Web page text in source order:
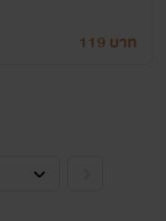
โรติกนั้นไม่ควรพลาด
ยเรื่องนี้ตั้งแต่ต้นจนจบ
119 บาท